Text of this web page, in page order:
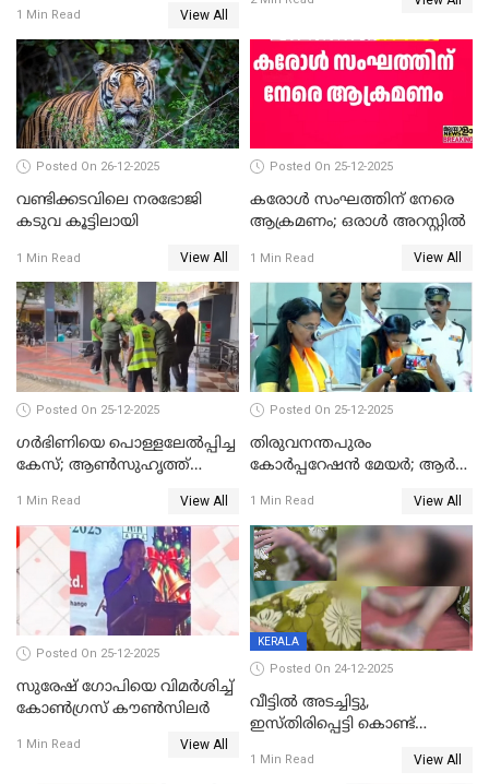
ഹൈക്കോടതിയിലേക്ക്;
സത്യപ്രതിജ്ഞ ചടങ്ങില്‍
ചട്ടലംഘനമെന്ന് പാർട്ടി
1 Min Read View All
Posted On 26-12-2025
വണ്ടിക്കടവിലെ നരഭോജി
കടുവ കൂട്ടിലായി
1 Min Read View All
Posted On 25-12-2025
കരോള്‍ സംഘത്തിന് നേരെ
ആക്രമണം; ഒരാള്‍ അറസ്റ്റില്‍
1 Min Read View All
Posted On 25-12-2025
ഗര്‍ഭിണിയെ പൊള്ളലേല്‍പ്പിച്ച
കേസ്; ആണ്‍സുഹൃത്ത്
1 Min Read View All
Posted On 25-12-2025
തിരുവനന്തപുരം
കോര്‍പ്പറേഷന്‍ മേയർ; ആര്‍
1 Min Read View All
Posted On 25-12-2025
സുരേഷ് ഗോപിയെ വിമര്‍ശിച്ച്
കോണ്‍ഗ്രസ് കൗണ്‍സിലര്‍
1 Min Read View All
KERALA
Posted On 24-12-2025
വീട്ടിൽ അടച്ചിട്ടു,
ഇസ്തിരിപ്പെട്ടി കൊണ്ട്
ഗർഭിണിയായ യുവതിക്ക് ക്രൂര
1 Min Read View All